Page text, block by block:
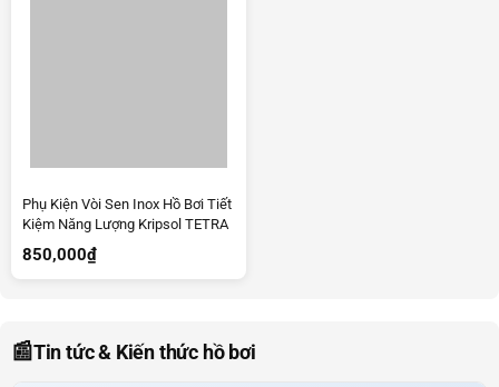
Phụ Kiện Vòi Sen Inox Hồ Bơi Tiết
Kiệm Năng Lượng Kripsol TETRA
850,000₫
📰Tin tức & Kiến thức hồ bơi